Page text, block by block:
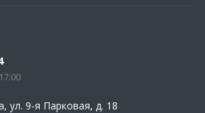
ул. 9-я Парковая, д. 18